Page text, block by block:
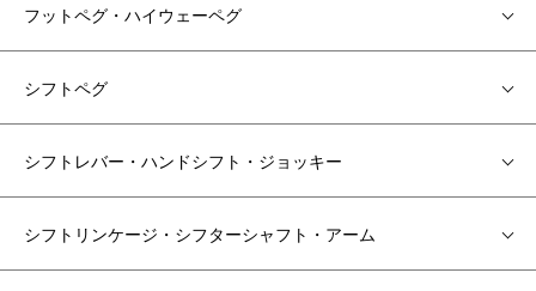
フットペグ・ハイウェーペグ
シフトペグ
シフトレバー・ハンドシフト・ジョッキー
シフトリンケージ・シフターシャフト・アーム